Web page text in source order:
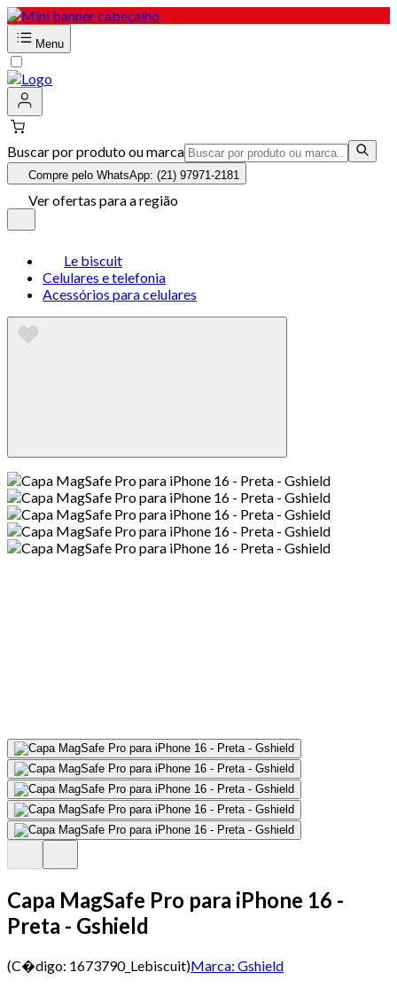
Menu
Buscar por produto ou marca
Compre pelo WhatsApp: (21) 97971-2181
Ver ofertas para a região
Le biscuit
Celulares e telefonia
Acessórios para celulares
Capa MagSafe Pro para iPhone 16 -
Preta - Gshield
(C�digo: 1673790_Lebiscuit)Marca: Gshield